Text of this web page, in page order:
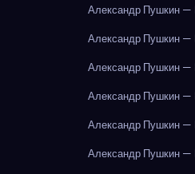
Александр Пушкин —
Александр Пушкин —
Александр Пушкин —
Александр Пушкин —
Александр Пушкин —
Александр Пушкин —